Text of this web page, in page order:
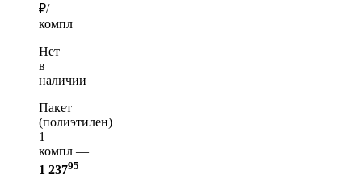
₽/
компл
Нет
в
наличии
Пакет
(полиэтилен)
1
компл —
1 23795